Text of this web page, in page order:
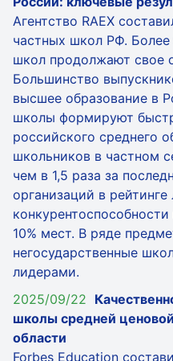
Агентство RAEX
частных школ РФ. Более
школ продолжают свое
Большинство
высшее образование в
школы формируют
российского среднего
школьников в частном
чем в 1,5 раза за
организаций в
10% мест. В ряде
негосударственные
лидерами.
2025/09/22
школы средней
области
Forbes Education